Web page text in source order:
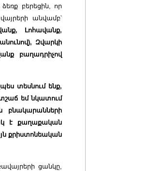
բերեցին, որ
անվամբ՝
Լոհավանք,
Զվարկի
բաղադրիչով
տեսնում ենք,
եմ նկատում
բնակարանների
է քաղաքական
քրիստոնեական
ցանկը,